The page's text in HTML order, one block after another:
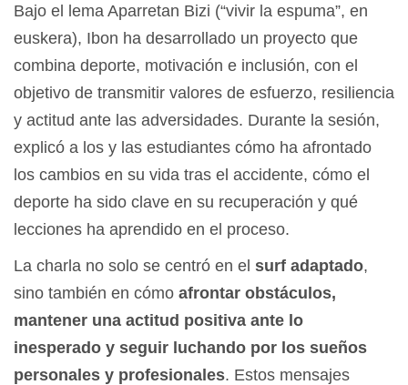
Bajo el lema Aparretan Bizi (“vivir la espuma”, en
euskera), Ibon ha desarrollado un proyecto que
combina deporte, motivación e inclusión, con el
objetivo de transmitir valores de esfuerzo, resiliencia
y actitud ante las adversidades. Durante la sesión,
explicó a los y las estudiantes cómo ha afrontado
los cambios en su vida tras el accidente, cómo el
deporte ha sido clave en su recuperación y qué
lecciones ha aprendido en el proceso.
La charla no solo se centró en el surf adaptado,
sino también en cómo afrontar obstáculos,
mantener una actitud positiva ante lo
inesperado y seguir luchando por los sueños
personales y profesionales. Estos mensajes